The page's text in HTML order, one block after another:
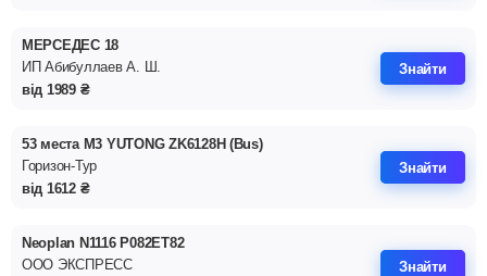
МЕРСЕДЕС 18
ИП Абибуллаев А. Ш.
від 1989 ₴
Знайти
53 места M3 YUTONG ZK6128H (Bus)
Горизон-Тур
від 1612 ₴
Знайти
Neoplan N1116 Р082ЕТ82
ООО ЭКСПРЕСС
Знайти